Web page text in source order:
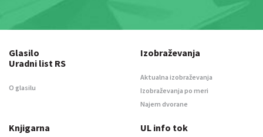
Glasilo
Uradni list RS
O glasilu
Izobraževanja
Aktualna izobraževanja
Izobraževanja po meri
Najem dvorane
Knjigarna UL info tok